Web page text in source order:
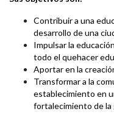
Contribuir a una
desarrollo de una
Impulsar la
todo el quehacer
Aportar en la
Transformar a la
establecimiento en
fortalecimiento de la